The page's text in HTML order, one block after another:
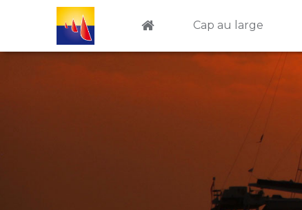
Aller au contenu principal
Cap au large